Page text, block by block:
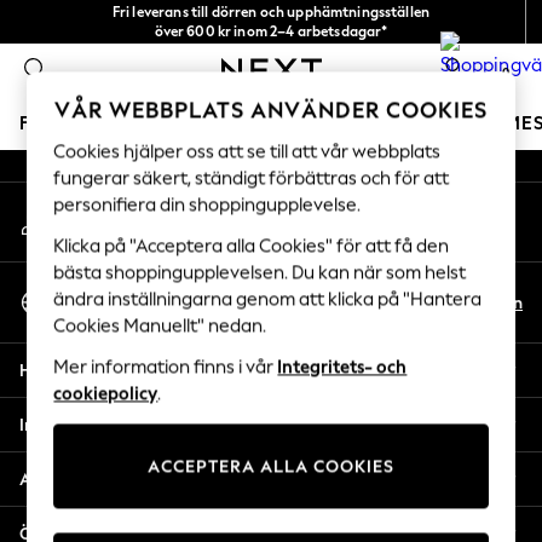
Fri leverans till dörren och upphämtningsställen
över 600 kr inom 2–4 arbetsdagar*
0
FLICKOR POJKAR BABY DAMER HERRAR
GIRLS
New In
50 - 92cm
98 - 110cm
116 - 134cm
140 - 174cm
Trending: Top & Short Sets
Trending: Clogs
All Clothing
Coats & Jackets
Sweatshirts & Hoodies
An error occurred on client
Våra sociala nätverk
Mitt konto
Logga in på ditt konto
Välj Språk
Svenska
Sv En
Hjälp
Integritet & Juridik
Avdelningar
Övriga tjänster
VÅR WEBBPLATS ANVÄNDER COOKIES
Cookies hjälper oss att se till att vår webbplats
fungerar säkert, ständigt förbättras och för att
personifiera din shoppingupplevelse.
Klicka på "Acceptera alla Cookies" för att få den
bästa shoppingupplevelsen. Du kan när som helst
ändra inställningarna genom att klicka på "Hantera
Cookies Manuellt" nedan.
Mer information finns i vår Integritets- och
cookiepolicy.
ACCEPTERA ALLA COOKIES